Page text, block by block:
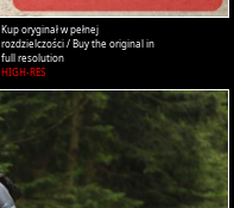
Kup oryginał w pełnej
rozdzielczości / Buy the original in
full resolution
HIGH-RES